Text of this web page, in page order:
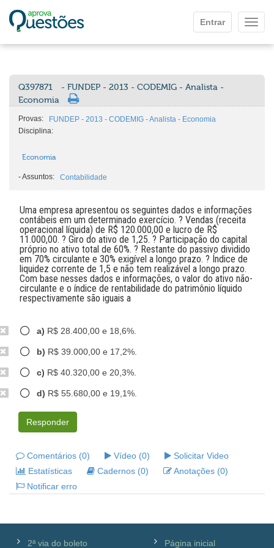
Entrar
Q397871
- FUNDEP - 2013 - CODEMIG - Analista -
Economia
Provas:
FUNDEP - 2013 - CODEMIG - Analista - Economia
Disciplina:
Economia
-Assuntos: Contabilidade
Uma empresa apresentou os seguintes dados e informações
contábeis em um determinado exercício. ? Vendas (receita
operacional líquida) de R$ 120.000,00 e lucro de R$
11.000,00. ? Giro do ativo de 1,25. ? Participação do capital
próprio no ativo total de 60%. ? Restante do passivo dividido
em 70% circulante e 30% exigível a longo prazo. ? Índice de
liquidez corrente de 1,5 e não tem realizável a longo prazo.
Com base nesses dados e informações, o valor do ativo não-
circulante e o índice de rentabilidade do patrimônio líquido
respectivamente são iguais a
a) R$ 28.400,00 e 18,6%.
b) R$ 39.000,00 e 17,2%.
c) R$ 40.320,00 e 20,3%.
d) R$ 55.680,00 e 19,1%.
Responder
Comentários (0) Vídeo (0)
Solicitar Video
Estatísticas
Cadernos (0)
Anotações (0)
Notificar erro
2ª via do boleto Página inicial